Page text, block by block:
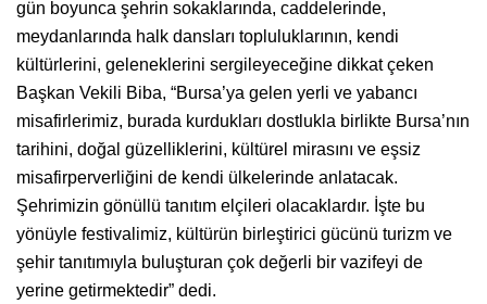
gün boyunca şehrin sokaklarında, caddelerinde,
meydanlarında halk dansları topluluklarının, kendi
kültürlerini, geleneklerini sergileyeceğine dikkat çeken
Başkan Vekili Biba, “Bursa’ya gelen yerli ve yabancı
misafirlerimiz, burada kurdukları dostlukla birlikte Bursa’nın
tarihini, doğal güzelliklerini, kültürel mirasını ve eşsiz
misafirperverliğini de kendi ülkelerinde anlatacak.
Şehrimizin gönüllü tanıtım elçileri olacaklardır. İşte bu
yönüyle festivalimiz, kültürün birleştirici gücünü turizm ve
şehir tanıtımıyla buluşturan çok değerli bir vazifeyi de
yerine getirmektedir” dedi.